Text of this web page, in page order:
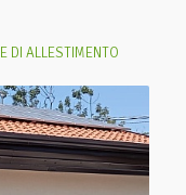
DI ALLESTIMENTO